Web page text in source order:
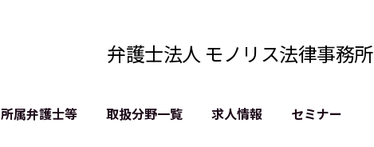
弁護士法人 モノリス法律事務所
所属弁護士等 取扱分野一覧 求人情報 セミナー